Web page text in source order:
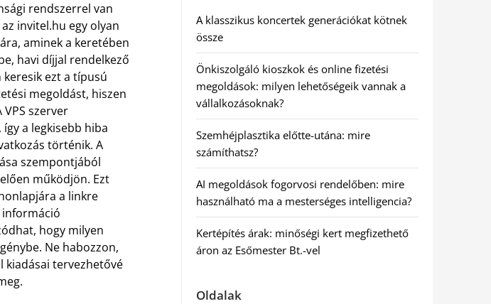
rendszerrel van
invitel.hu egy olyan
aminek a keretében
havi díjjal rendelkező
ezt a típusú
megoldást, hiszen
szerver
a legkisebb hiba
történik. A
szempontjából
működjön. Ezt
a linkre
hogy milyen
Ne habozzon,
kiadásai tervezhetővé
A klasszikus koncertek generációkat kötnek
össze
Önkiszolgáló kioszkok és online fizetési
megoldások: milyen lehetőségeik vannak a
vállalkozásoknak?
Szemhéjplasztika előtte-utána: mire
számíthatsz?
AI megoldások fogorvosi rendelőben: mire
használható ma a mesterséges intelligencia?
Kertépítés árak: minőségi kert megfizethető
áron az Esőmester Bt.-vel
Oldalak